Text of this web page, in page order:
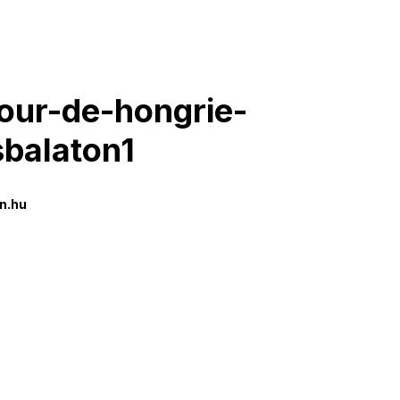
de-hongrie-